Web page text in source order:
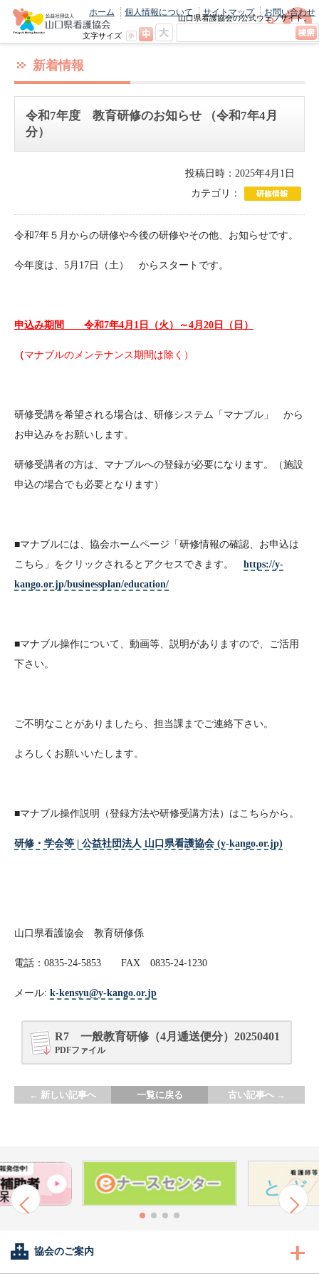
山口県看護協会の公式ウェブサイト。
最新のニュースやお知らせをいち早くお
ホーム 個人情報について サイトマップ お問い合わせ
文字サイズ
新着情報
令和7年度 教育研修のお知らせ （令和7年4月
分）
投稿日時：2025年4月1日
カテゴリ：
令和7年５月からの研修や今後の研修やその他、お知らせです。
今年度は、5月17日（土） からスタートです。
申込み期間 令和7年4月1日（火）～4月20日（日）
（マナブルのメンテナンス期間は除く）
研修受講を希望される場合は、研修システム「マナブル」 から
お申込みをお願いします。
研修受講者の方は、マナブルへの登録が必要になります。（施設
申込の場合でも必要となります）
■マナブルには、協会ホームページ「研修情報の確認、お申込は
こちら」をクリックされるとアクセスできます。 https://y-
kango.or.jp/businessplan/education/
■マナブル操作について、動画等、説明がありますので、ご活用
下さい。
ご不明なことがありましたら、担当課までご連絡下さい。
よろしくお願いいたします。
■マナブル操作説明（登録方法や研修受講方法）はこちらから。
研修・学会等 | 公益社団法人 山口県看護協会 (y-kango.or.jp)
山口県看護協会 教育研修係
電話：0835-24-5853 FAX 0835-24-1230
メール: k-kensyu@y-kango.or.jp
R7 一般教育研修（4月逓送便分）20250401
PDFファイル
← 新しい記事へ 一覧に戻る 古い記事へ →
協会のご案内